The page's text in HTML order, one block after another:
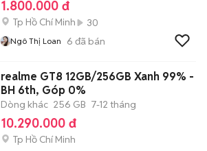
1.800.000 đ
Tp Hồ Chí Minh 30
Ngô Thị Loan 6 đã bán
realme GT8 12GB/256GB Xanh 99% -
BH 6th, Góp 0%
Dòng khác 256 GB 7-12 tháng
10.290.000 đ
Tp Hồ Chí Minh